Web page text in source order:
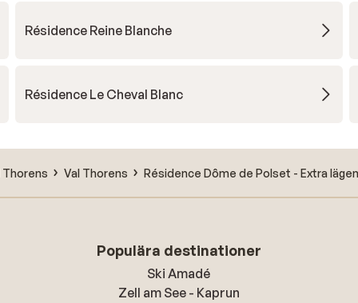
Résidence Reine Blanche
Résidence Le Cheval Blanc
Thorens Val Thorens Résidence Dôme de Polset - Extra
Populära destinationer
Ski Amadé
Zell am See - Kaprun